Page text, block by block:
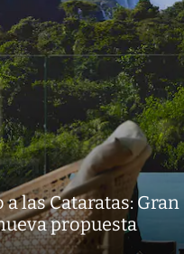
a las Cataratas: Gran
propuesta